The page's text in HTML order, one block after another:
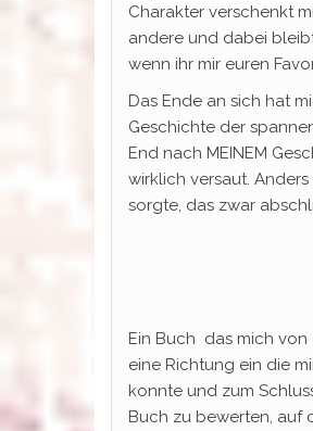
Charakter verschenkt
andere und dabei
wenn ihr mir euren
Das Ende an sich hat
Geschichte der
End nach MEINEM
wirklich versaut.
sorgte, das zwar
Ein Buch das mich
eine Richtung ein die
konnte und zum
Buch zu bewerten, auf